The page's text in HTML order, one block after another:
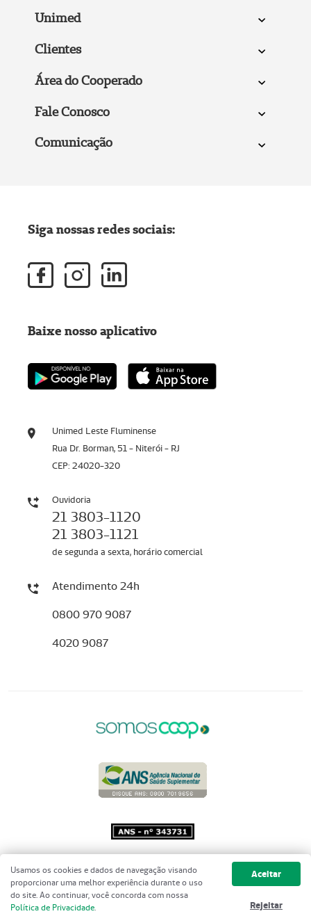
Unimed
Clientes
Área do Cooperado
Fale Conosco
Comunicação
Unimed Leste Fluminense
Rua Dr. Borman, 51 - Niterói - RJ
CEP: 24020-320
Ouvidoria
21 3803-1120
21 3803-1121
de segunda a sexta, horário comercial
Atendimento 24h
0800 970 9087
4020 9087
Siga nossas redes sociais:
Baixe nosso aplicativo
Copyright 2001 - 2026 Unimed do
Brasil - Todos os direitos reservados
Usamos os cookies e dados de navegação visando
proporcionar uma melhor experiência durante o uso
do site. Ao continuar, você concorda com nossa
Política de Privacidade.
Aceitar
Rejeitar